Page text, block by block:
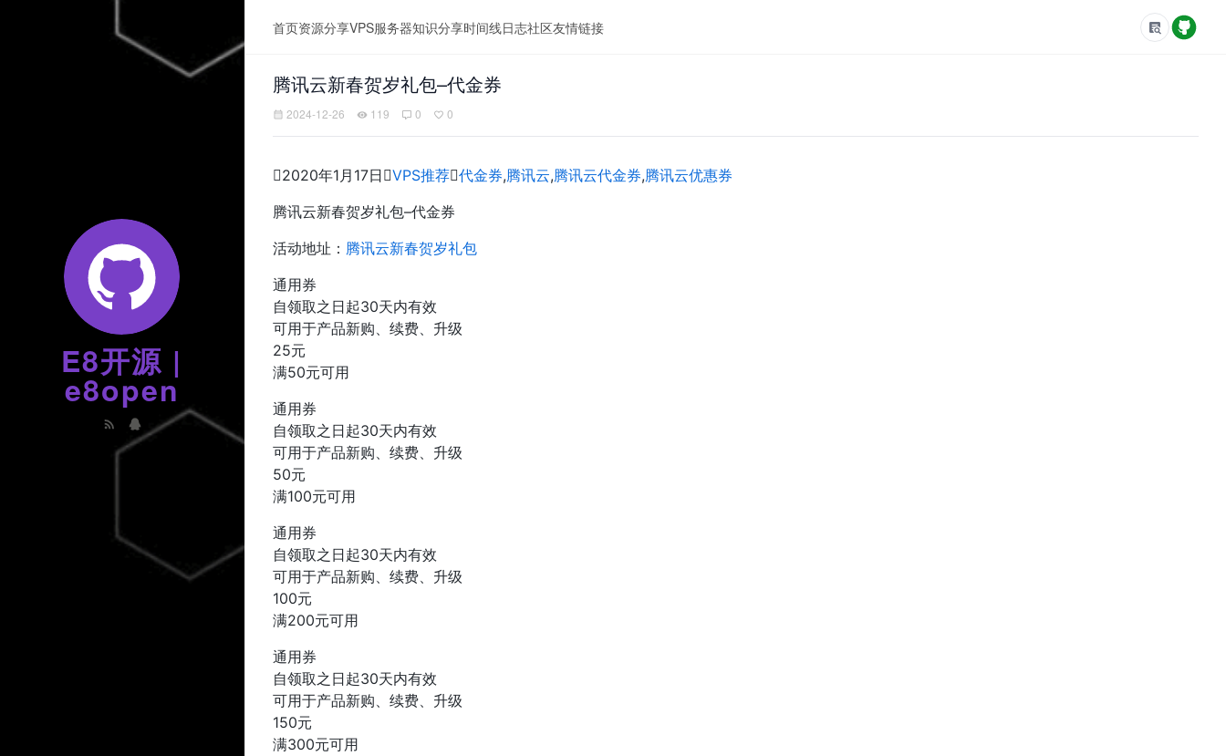
E8开源 |
e8open
首页资源分享VPS服务器知识分享时间线日志社区友情链接
腾讯云新春贺岁礼包–代金券
2024-12-26 119 0 0
2020年1月17日VPS推荐代金券,腾讯云,腾讯云代金券,腾讯云优惠券
腾讯云新春贺岁礼包–代金券
活动地址： 腾讯云新春贺岁礼包
通用券
自领取之日起30天内有效
可用于产品新购、续费、升级
25元
满50元可用
通用券
自领取之日起30天内有效
可用于产品新购、续费、升级
50元
满100元可用
通用券
自领取之日起30天内有效
可用于产品新购、续费、升级
100元
满200元可用
通用券
自领取之日起30天内有效
可用于产品新购、续费、升级
150元
满300元可用